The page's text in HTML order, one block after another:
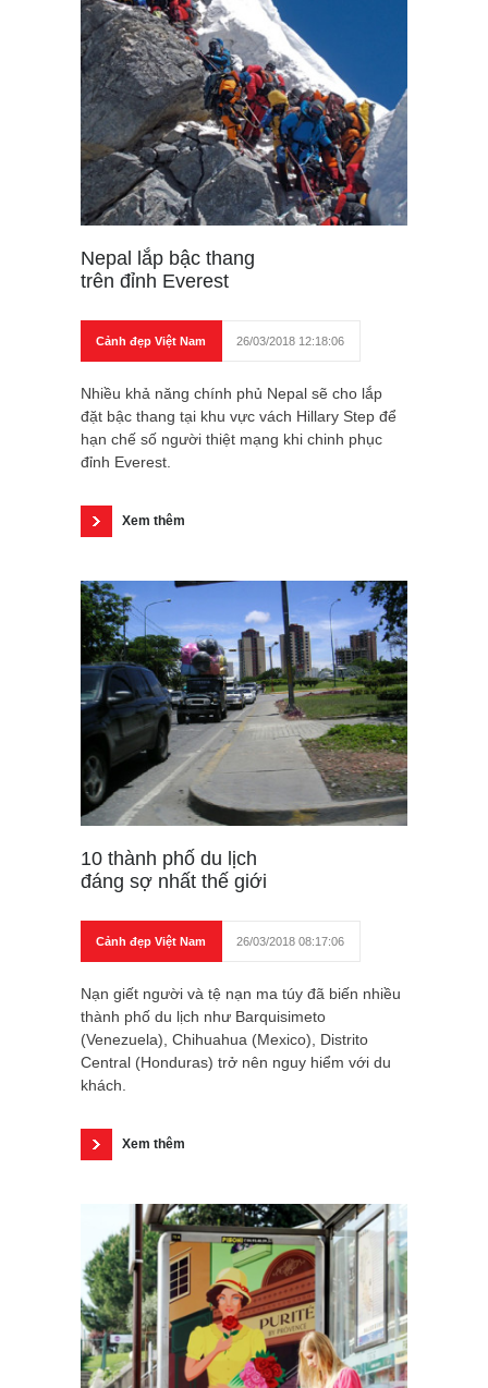
Nepal lắp bậc thang
trên đỉnh Everest
Cảnh đẹp Việt Nam 26/03/2018 12:18:06
Nhiều khả năng chính phủ Nepal sẽ cho lắp
đặt bậc thang tại khu vực vách Hillary Step để
hạn chế số người thiệt mạng khi chinh phục
đỉnh Everest.
Xem thêm
10 thành phố du lịch
đáng sợ nhất thế giới
Cảnh đẹp Việt Nam 26/03/2018 08:17:06
Nạn giết người và tệ nạn ma túy đã biến nhiều
thành phố du lịch như Barquisimeto
(Venezuela), Chihuahua (Mexico), Distrito
Central (Honduras) trở nên nguy hiểm với du
khách.
Xem thêm